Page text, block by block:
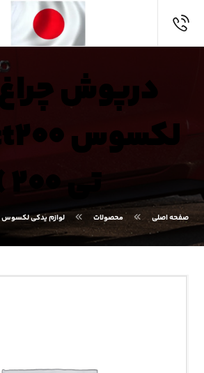
درپوش
تی ۲۰۰ )
صفحه اصلی محصولات لوازم یدکی لکسوس